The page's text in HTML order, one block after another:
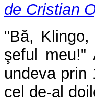
de Cristian
"Bă,
şeful meu!"
undeva prin
cel de-al